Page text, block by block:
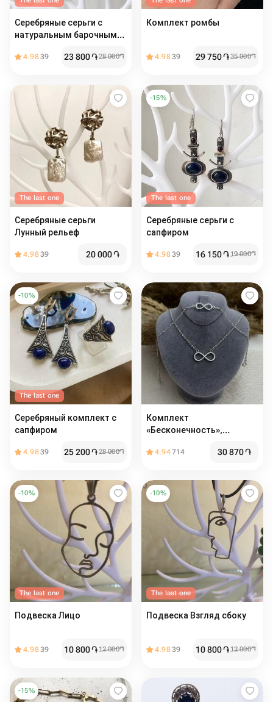
Серебряные серьги с
натуральным барочным
4.9839 23 800֏28 000֏
Комплект ромбы
4.9839 29 750֏35 000֏
The last one
Серебряные серьги
Лунный рельеф
4.9839 20 000֏
-15%
The last one
Серебряные серьги с
сапфиром
4.9839 16 150֏19 000֏
-10%
The last one
Серебряный комплект с
сапфиром
4.9839 25 200֏28 000֏
Комплект
«Бесконечность»,
4.94714 30 870֏
-10%
The last one
Подвеска Лицо
4.9839 10 800֏12 000֏
-10%
The last one
Подвеска Взгляд сбоку
4.9839 10 800֏12 000֏
-15%